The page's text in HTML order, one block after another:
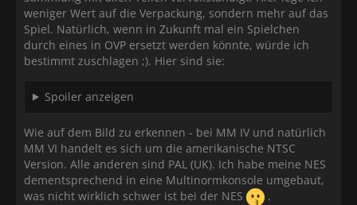
weniger Wert auf die Verpackung, sondern mehr auf das
Spiel. Natürlich, wenn in Zukunft mal ein Spielchen
durch eines in OVP ersetzt werden könnte, würde ich
bestimmt zuschlagen ;). Hier sind sie:
Spoiler anzeigen
Wie auf dem Bild zu erkennen - bei MM IV und natürlich
MM VI handelt es sich um die amerikanische NTSC
Version. Alle anderen sind PAL (UK). Ich habe meine NES
dementsprechend in eine Multinormkonsole umgebaut,
was nicht wirklich schwer ist bei der NES
.